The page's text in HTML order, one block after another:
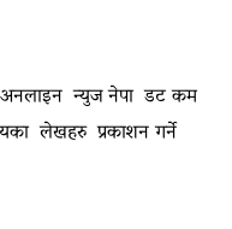
अनलाइन न्युज नेपा डट कम
लेखहरु प्रकाशन गर्ने